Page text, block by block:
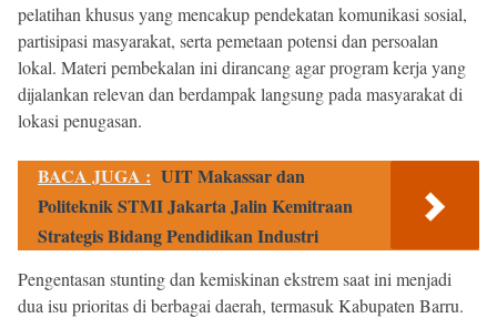
pelatihan khusus yang mencakup pendekatan komunikasi sosial,
partisipasi masyarakat, serta pemetaan potensi dan persoalan
lokal. Materi pembekalan ini dirancang agar program kerja yang
dijalankan relevan dan berdampak langsung pada masyarakat di
lokasi penugasan.
BACA JUGA : UIT Makassar dan
Politeknik STMI Jakarta Jalin Kemitraan
Strategis Bidang Pendidikan Industri
Pengentasan stunting dan kemiskinan ekstrem saat ini menjadi
dua isu prioritas di berbagai daerah, termasuk Kabupaten Barru.